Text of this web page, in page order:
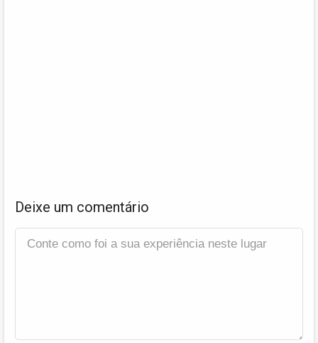
Deixe um comentário